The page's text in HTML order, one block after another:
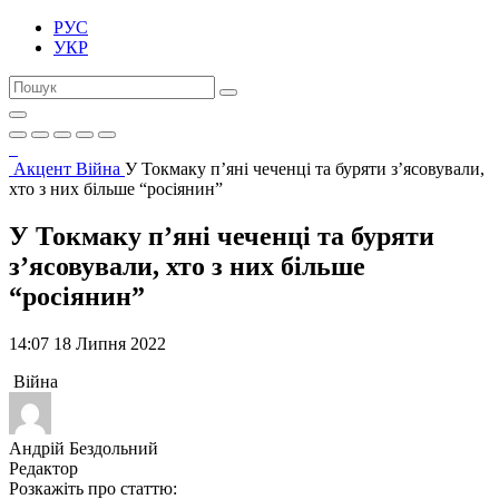
РУС
УКР
Акцент Війна У Токмаку п’яні чеченці та буряти з’ясовували,
хто з них більше “росіянин”
У Токмаку п’яні чеченці та буряти
з’ясовували, хто з них більше
“росіянин”
14:07 18 Липня 2022
Війна
Андрій Бездольний
Редактор
Розкажіть про статтю: